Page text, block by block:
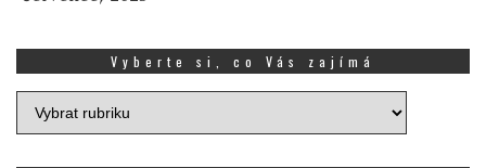
Vyberte si, co Vás zajímá
Vyberte
si,